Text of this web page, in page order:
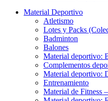
Material Deportivo
Atletismo
Lotes y Packs
Badminton
Balones
Material deportivo:
Complementos
Material deportivo:
Entrenamiento
Material de Fitness